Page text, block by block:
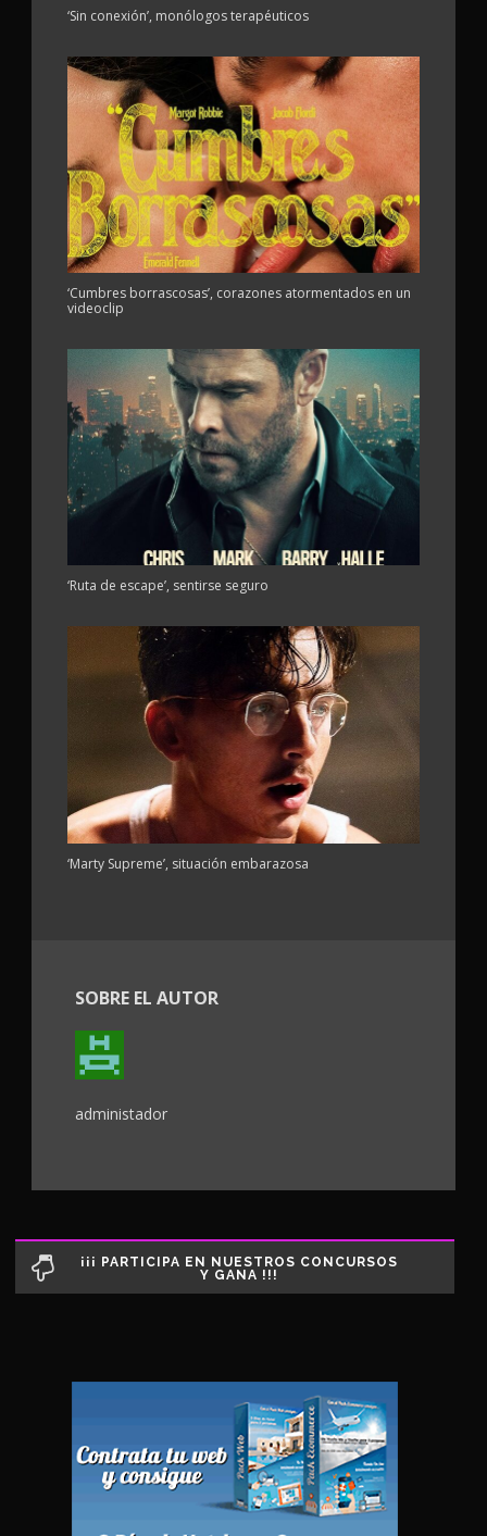
‘Sin conexión’, monólogos terapéuticos
‘Cumbres borrascosas’, corazones atormentados en un
videoclip
‘Ruta de escape’, sentirse seguro
‘Marty Supreme’, situación embarazosa
SOBRE EL AUTOR
administador
¡¡¡ PARTICIPA EN NUESTROS CONCURSOS
Y GANA !!!